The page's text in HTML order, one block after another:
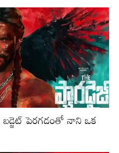
బడ్జెట్ పెరగడంతో నాని ఒక